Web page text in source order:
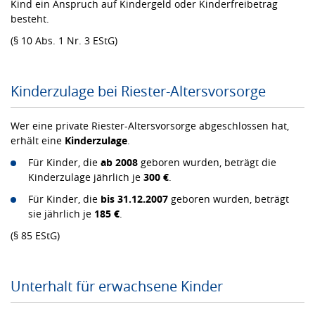
Kind ein Anspruch auf Kindergeld oder Kinderfreibetrag
besteht.
(§ 10 Abs. 1 Nr. 3 EStG)
Kinderzulage bei Riester-Altersvorsorge
Wer eine private Riester-Altersvorsorge abgeschlossen hat,
erhält eine Kinderzulage
Für Kinder, die ab 2008 geboren wurden, beträgt die
Kinderzulage jährlich je 300 €
Für Kinder, die bis 31.12.2007 geboren wurden, beträgt
sie jährlich je 185 €
(§ 85 EStG)
Unterhalt für erwachsene Kinder